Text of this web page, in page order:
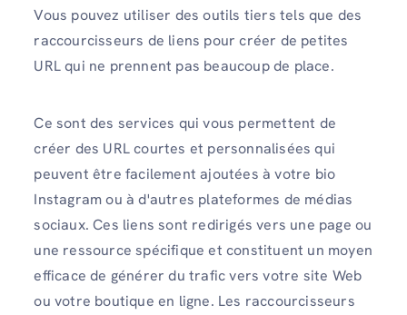
Vous pouvez utiliser des outils tiers tels que des
raccourcisseurs de liens pour créer de petites
URL qui ne prennent pas beaucoup de place.
Ce sont des services qui vous permettent de
créer des URL courtes et personnalisées qui
peuvent être facilement ajoutées à votre bio
Instagram ou à d'autres plateformes de médias
sociaux. Ces liens sont redirigés vers une page ou
une ressource spécifique et constituent un moyen
efficace de générer du trafic vers votre site Web
ou votre boutique en ligne. Les raccourcisseurs